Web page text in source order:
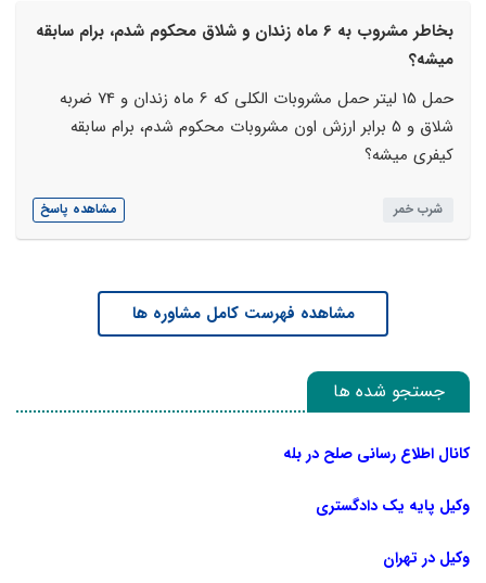
بخاطر مشروب به 6 ماه زندان و شلاق محکوم شدم، برام سابقه
میشه؟
حمل 15 لیتر حمل مشروبات الکلی که 6 ماه زندان و 74 ضربه
شلاق و 5 برابر ارزش اون مشروبات محکوم شدم، برام سابقه
کیفری میشه؟
شرب خمر مشاهده پاسخ
مشاهده فهرست کامل مشاوره ها
جستجو شده ها
کانال اطلاع رسانی صلح در بله
وکیل پایه یک دادگستری
وکیل در تهران